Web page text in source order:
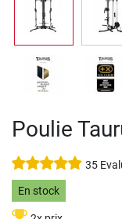
Poulie
35
En stock